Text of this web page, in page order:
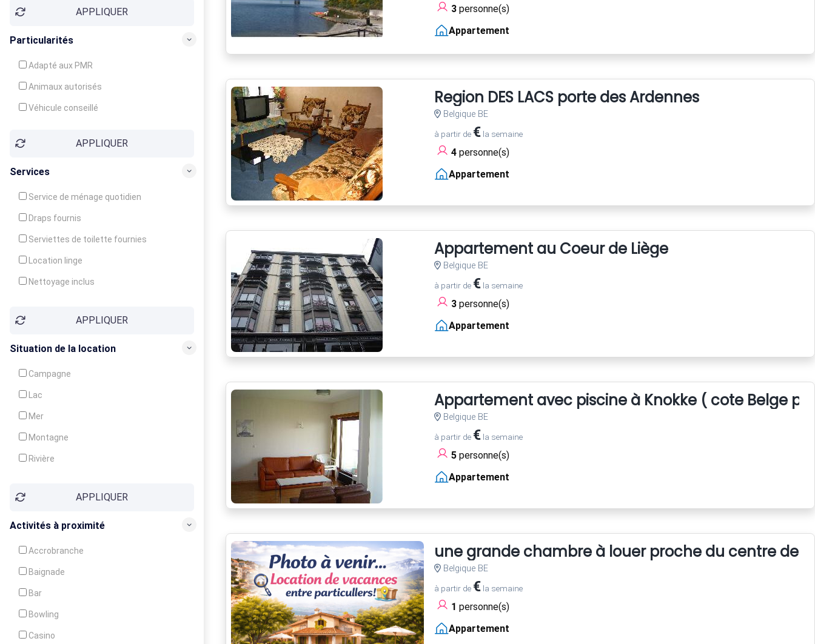
Soins du corpsAPPLIQUER
Particularités
Adapté aux PMR
Animaux autorisés
Véhicule conseillé
APPLIQUER
Services
Service de ménage quotidien
Draps fournis
Serviettes de toilette fournies
Location linge
Nettoyage inclus
Garde d'enfants
Crèche
APPLIQUER
Situation de la location
Campagne
Lac
Mer
Montagne
Rivière
APPLIQUER
Activités à proximité
Accrobranche
Baignade
Bar
Bowling
Casino
3personne(s)
Appartement
Region DES LACS porte des Ardennes
Belgique BE
à partir de €la semaine
4personne(s)
Appartement
Appartement au Coeur de Liège
Belgique BE
à partir de €la semaine
3personne(s)
Appartement
Appartement avec piscine à Knokke ( cote Belge
Belgique BE
à partir de €la semaine
5personne(s)
Appartement
une grande chambre à louer proche du centre de
Belgique BE
à partir de €la semaine
1 personne(s)
Appartement